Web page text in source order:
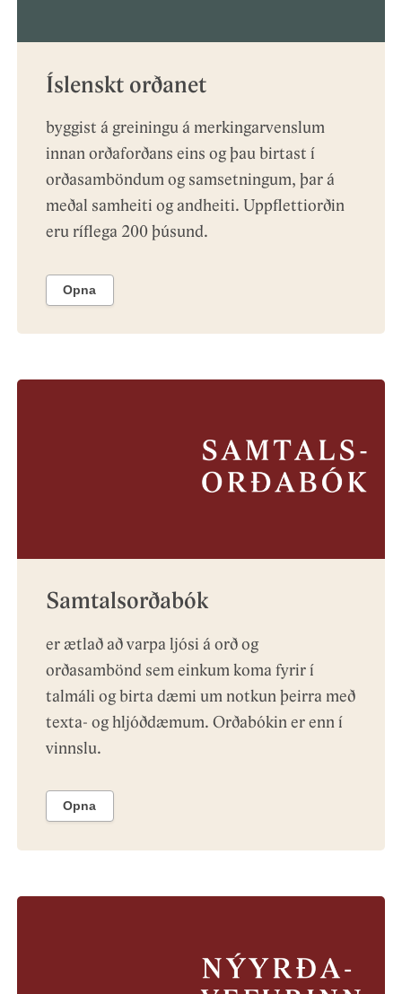
Íslenskt orðanet
byggist á greiningu á merkingarvenslum
innan orðaforðans eins og þau birtast í
orðasamböndum og samsetningum, þar á
meðal samheiti og andheiti. Uppflettiorðin
eru ríflega 200 þúsund.
Opna
Samtalsorðabók
er ætlað að varpa ljósi á orð og
orðasambönd sem einkum koma fyrir í
talmáli og birta dæmi um notkun þeirra með
texta- og hljóðdæmum. Orðabókin er enn í
vinnslu.
Opna